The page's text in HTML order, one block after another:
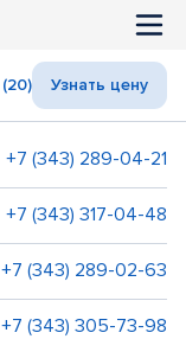
Узнать цену
+7 (343) 289-04-21
+7 (343) 317-04-48
+7 (343) 289-02-63
+7 (343) 305-73-98